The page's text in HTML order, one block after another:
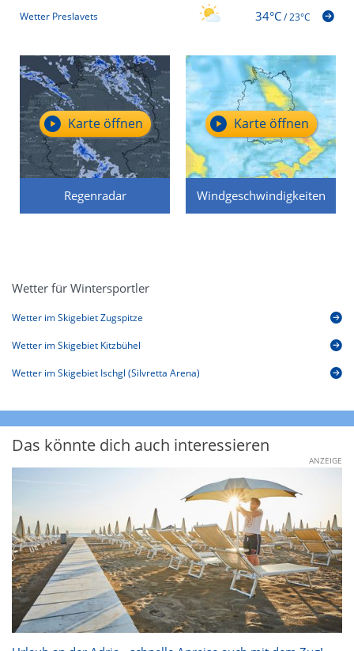
Wetter Preslavets 34°C/23°C
Regenradar
Karte öffnen
Windgeschwindigkeiten
Karte öffnen
Wetter für Wintersportler
Wetter im Skigebiet Zugspitze
Wetter im Skigebiet Kitzbühel
Wetter im Skigebiet Ischgl (Silvretta Arena)
Das könnte dich auch interessieren
ANZEIGE